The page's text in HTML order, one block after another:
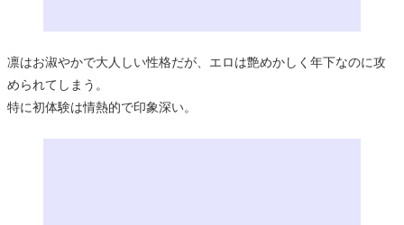
凛はお淑やかで大人しい性格だが、エロは艶めかしく年下なのに攻
められてしまう。
特に初体験は情熱的で印象深い。